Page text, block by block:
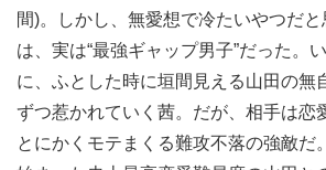
間)。しかし、無愛想で冷たいやつだと
は、実は“最強ギャップ男子”だった。
に、ふとした時に垣間見える山田の無
ずつ惹かれていく茜。だが、相手は恋
とにかくモテまくる難攻不落の強敵だ